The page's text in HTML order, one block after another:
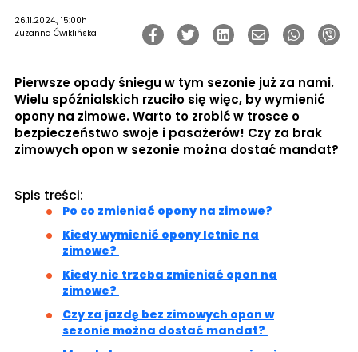
26.11.2024., 15:00h
Zuzanna Ćwiklińska
Pierwsze opady śniegu w tym sezonie już za nami.
Wielu spóźnialskich rzuciło się więc, by wymienić
opony na zimowe. Warto to zrobić w trosce o
bezpieczeństwo swoje i pasażerów! Czy za brak
zimowych opon w sezonie można dostać mandat?
Spis treści:
Po co zmieniać opony na zimowe?
Kiedy wymienić opony letnie na
zimowe?
Kiedy nie trzeba zmieniać opon na
zimowe?
Czy za jazdę bez zimowych opon w
sezonie można dostać mandat?